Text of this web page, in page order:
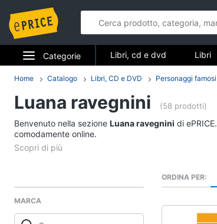
Categorie
Elettrodomestici
Informatica
Telefonia
Smart home
Videogiochi
Libri di
Vedi tutti
Libri, cd e dvd Libri
Home Catalogo Libri, CD e DVD Personaggi famosi
Luana ravegnini (58 prodotti)
Benvenuto nella sezione Luana ravegnini di
comodamente online.
MARCA
ORDINA PER